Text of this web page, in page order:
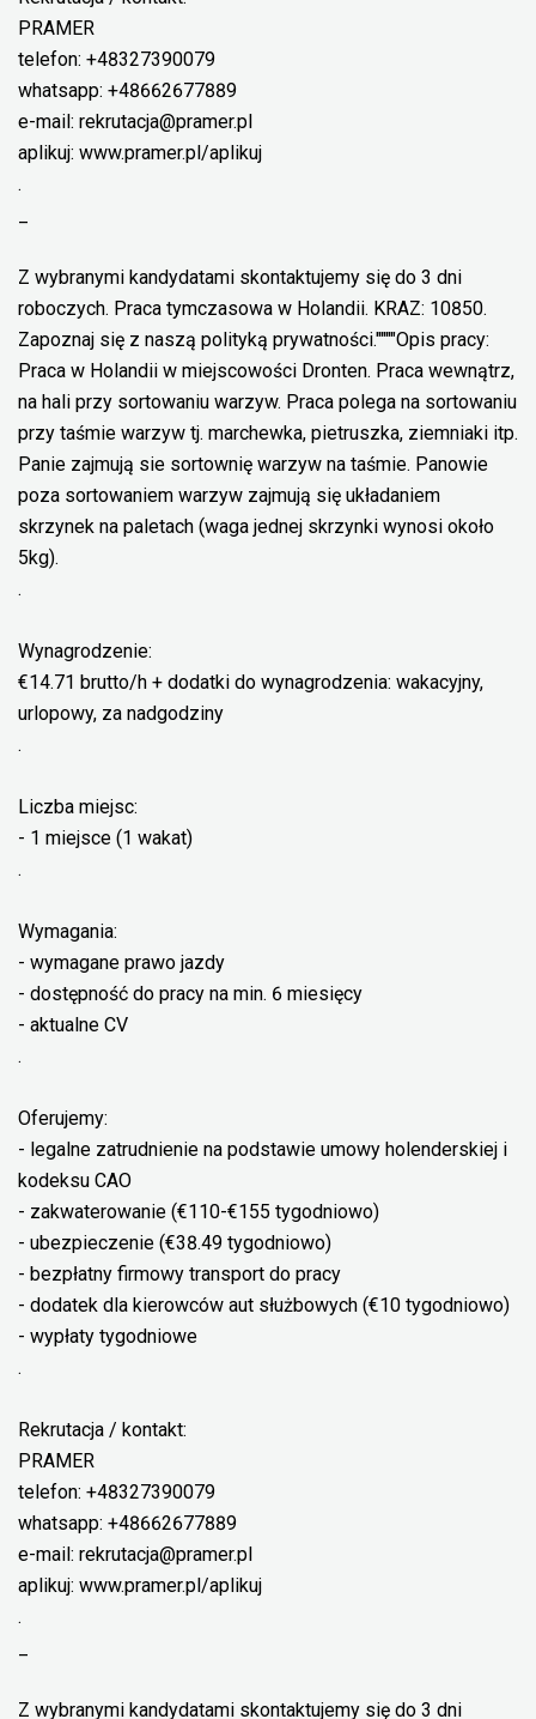
PRAMER
telefon: +48327390079
whatsapp: +48662677889
e-mail: rekrutacja@pramer.pl
aplikuj: www.pramer.pl/aplikuj
.
Z wybranymi kandydatami skontaktujemy się do 3 dni
roboczych. Praca tymczasowa w Holandii. KRAZ: 10850.
Zapoznaj się z naszą polityką prywatności.""""Opis pracy:
Praca w Holandii w miejscowości Dronten. Praca wewnątrz,
na hali przy sortowaniu warzyw. Praca polega na sortowaniu
przy taśmie warzyw tj. marchewka, pietruszka, ziemniaki itp.
Panie zajmują sie sortownię warzyw na taśmie. Panowie
poza sortowaniem warzyw zajmują się układaniem
skrzynek na paletach (waga jednej skrzynki wynosi około
5kg).
.
Wynagrodzenie:
€14.71 brutto/h + dodatki do wynagrodzenia: wakacyjny,
urlopowy, za nadgodziny
.
Liczba miejsc:
- 1 miejsce (1 wakat)
.
Wymagania:
- wymagane prawo jazdy
- dostępność do pracy na min. 6 miesięcy
- aktualne CV
.
Oferujemy:
- legalne zatrudnienie na podstawie umowy holenderskiej i
kodeksu CAO
- zakwaterowanie (€110-€155 tygodniowo)
- ubezpieczenie (€38.49 tygodniowo)
- bezpłatny firmowy transport do pracy
- dodatek dla kierowców aut służbowych (€10 tygodniowo)
- wypłaty tygodniowe
.
Rekrutacja / kontakt:
PRAMER
telefon: +48327390079
whatsapp: +48662677889
e-mail: rekrutacja@pramer.pl
aplikuj: www.pramer.pl/aplikuj
.
Z wybranymi kandydatami skontaktujemy się do 3 dni